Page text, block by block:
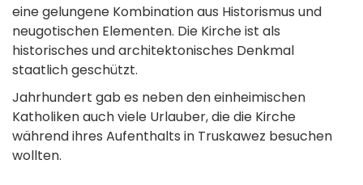
eine gelungene Kombination aus Historismus und
neugotischen Elementen. Die Kirche ist als
historisches und architektonisches Denkmal
staatlich geschützt.
Jahrhundert gab es neben den einheimischen
Katholiken auch viele Urlauber, die die Kirche
während ihres Aufenthalts in Truskawez besuchen
wollten.